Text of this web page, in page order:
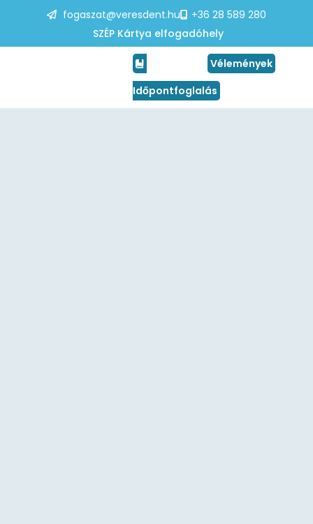
fogaszat@veresdent.hu
+36 28 589 280
SZÉP Kártya elfogadóhely
Időpontfoglalás
Vélemények